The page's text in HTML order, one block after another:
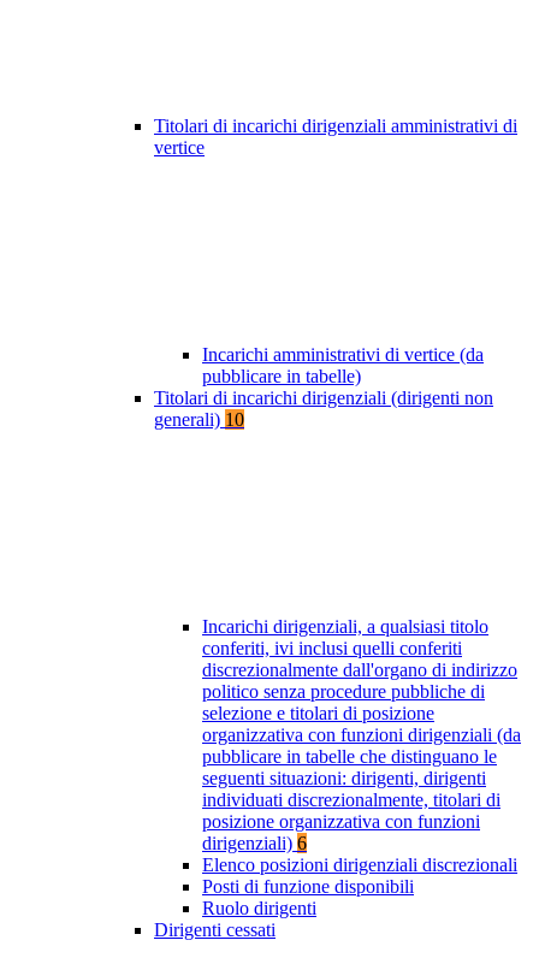
Titolari di incarichi dirigenziali amministrativi di
vertice
Incarichi amministrativi di vertice (da
pubblicare in tabelle)
Titolari di incarichi dirigenziali (dirigenti non
generali) 10
Incarichi dirigenziali, a qualsiasi titolo
conferiti, ivi inclusi quelli conferiti
discrezionalmente dall'organo di indirizzo
politico senza procedure pubbliche di
selezione e titolari di posizione
organizzativa con funzioni dirigenziali (da
pubblicare in tabelle che distinguano le
seguenti situazioni: dirigenti, dirigenti
individuati discrezionalmente, titolari di
posizione organizzativa con funzioni
dirigenziali) 6
Elenco posizioni dirigenziali discrezionali
Posti di funzione disponibili
Ruolo dirigenti
Dirigenti cessati